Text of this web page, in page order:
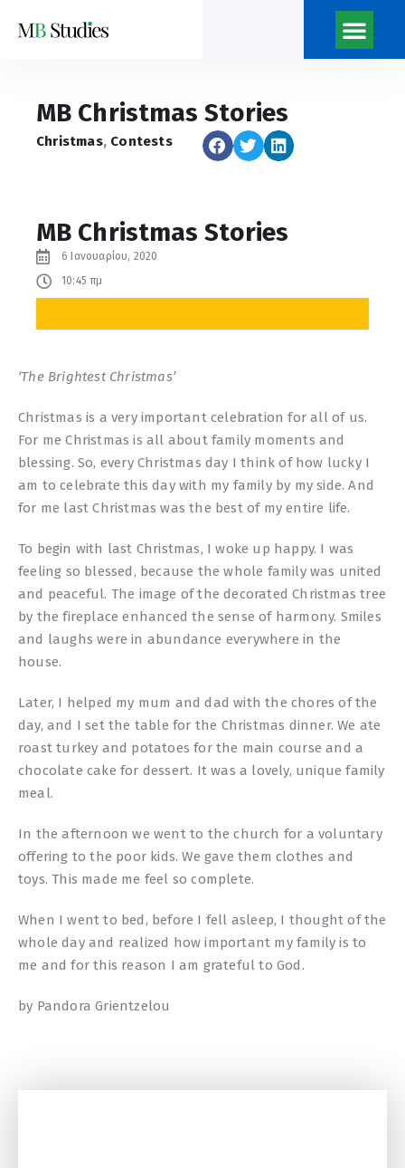
MB Christmas Stories
Christmas, Contests
MB Christmas Stories
6 Ιανουαρίου, 2020
10:45 πμ
‘The Brightest Christmas’
Christmas is a very important celebration for all of us.
For me Christmas is all about family moments and
blessing. So, every Christmas day I think of how lucky I
am to celebrate this day with my family by my side. And
for me last Christmas was the best of my entire life.
To begin with last Christmas, I woke up happy. I was
feeling so blessed, because the whole family was united
and peaceful. The image of the decorated Christmas tree
by the fireplace enhanced the sense of harmony. Smiles
and laughs were in abundance everywhere in the
house.
Later, I helped my mum and dad with the chores of the
day, and I set the table for the Christmas dinner. We ate
roast turkey and potatoes for the main course and a
chocolate cake for dessert. It was a lovely, unique family
meal.
In the afternoon we went to the church for a voluntary
offering to the poor kids. We gave them clothes and
toys. This made me feel so complete.
When I went to bed, before I fell asleep, I thought of the
whole day and realized how important my family is to
me and for this reason I am grateful to God.
by Pandora Grientzelou